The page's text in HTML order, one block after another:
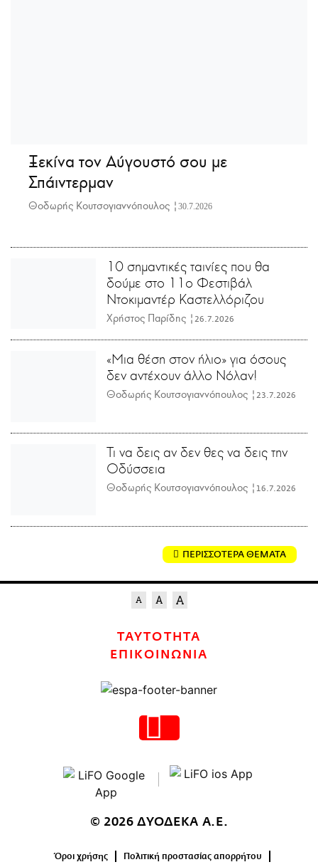
Ξεκίνα τον Αύγουστό σου με
Σπάιντερμαν
Θοδωρής Κουτσογιαννόπουλος | 30.7.2026
10 σημαντικές ταινίες που θα
δούμε στο 11ο Φεστιβάλ
Ντοκιμαντέρ Καστελλόριζου
Χρήστος Παρίδης | 26.7.2026
«Μια θέση στον ήλιο» για όσους
δεν αντέχουν άλλο Νόλαν!
Θοδωρής Κουτσογιαννόπουλος | 23.7.2026
Τι να δεις αν δεν θες να δεις την
Οδύσσεια
Θοδωρής Κουτσογιαννόπουλος | 16.7.2026
ΠΕΡΙΣΣΟΤΕΡΑ ΘΕΜΑΤΑ
ΤΑΥΤΟΤΗΤΑ
ΕΠΙΚΟΙΝΩΝΙΑ
© 2026 ΔΥΟΔΕΚΑ Α.Ε.
Όροι χρήσης
Πολιτική προστασίας απορρήτου